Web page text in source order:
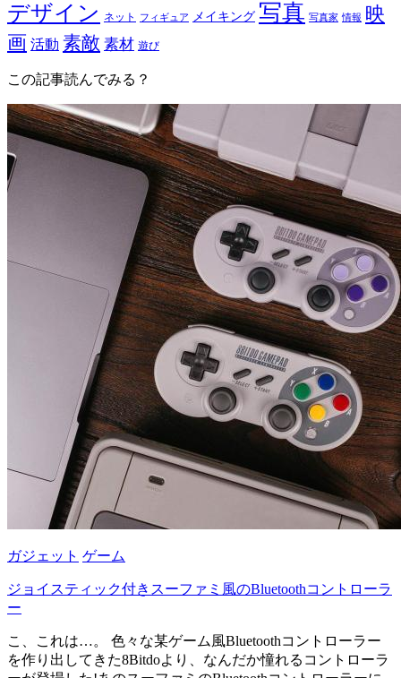
デザイン ネット フィギュア メイキング 写真 写真家 情報 映
画 活動 素敵 素材 遊び
この記事読んでみる？
ガジェット ゲーム
ジョイスティック付きスーファミ風のBluetoothコントローラ
ー
こ、これは…。 色々な某ゲーム風Bluetoothコントローラー
を作り出してきた8Bitdoより、なんだか憧れるコントローラ